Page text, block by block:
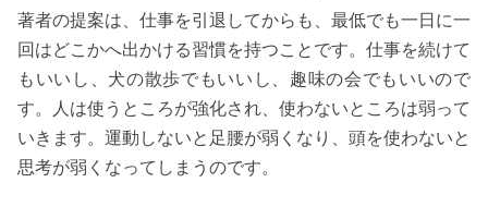
著者の提案は、仕事を引退してからも、最低でも一日に一
回はどこかへ出かける習慣を持つことです。仕事を続けて
もいいし、犬の散歩でもいいし、趣味の会でもいいので
す。人は使うところが強化され、使わないところは弱って
いきます。運動しないと足腰が弱くなり、頭を使わないと
思考が弱くなってしまうのです。